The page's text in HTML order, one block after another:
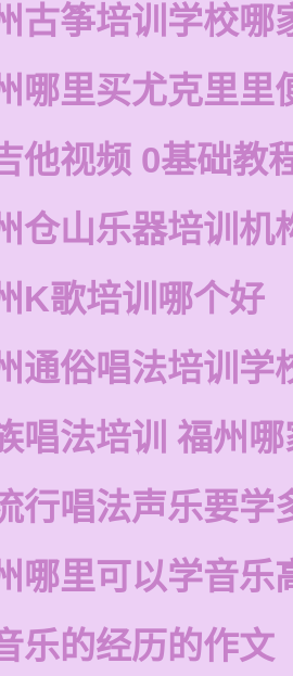
古筝培训学校哪
哪里买尤克里里
他视频 0基础教
仓山乐器培训机
K歌培训哪个好
通俗唱法培训学
唱法培训 福州
行唱法声乐要学
哪里可以学音乐
乐的经历的作文